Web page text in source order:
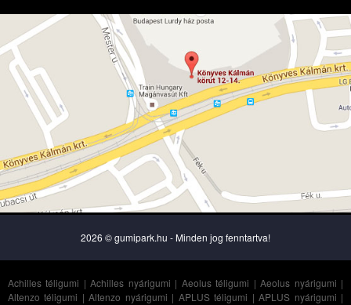
2026 © gumipark.hu - Minden jog fenntartva!
Achilles téligumi |Achilles nyárigumi | Aeolus téligumi |Aeolus nyárigumi |
Altenzo téligumi |Altenzo nyárigumi | APLUS téligumi |APLUS nyárigumi |